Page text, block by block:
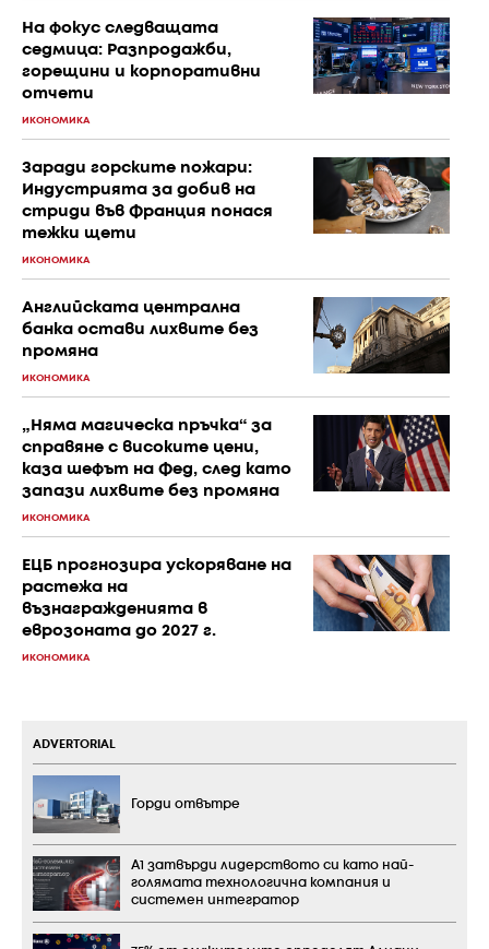
На фокус следващата
седмица: Разпродажби,
горещини и корпоративни
отчети
ИКОНОМИКА
Заради горските пожари:
Индустрията за добив на
стриди във Франция понася
тежки щети
ИКОНОМИКА
Английската централна
банка остави лихвите без
промяна
ИКОНОМИКА
„Няма магическа пръчка“ за
справяне с високите цени,
каза шефът на Фед, след като
запази лихвите без промяна
ИКОНОМИКА
ЕЦБ прогнозира ускоряване на
растежа на
възнагражденията в
еврозоната до 2027 г.
ИКОНОМИКА
ADVERTORIAL
Горди отвътре
А1 затвърди лидерството си като най-
голямата технологична компания и
системен интегратор